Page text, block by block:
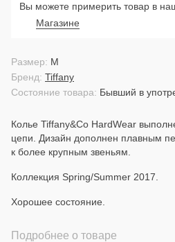
Вы можете примерить товар в
Магазине
Состояние товара: Бывший в
Бренд: Tiffany
Размер: M
Колье Tiffany&Co HardWear
цепи. Дизайн дополнен плавным
к более крупным звеньям.
Коллекция Spring/Summer 2017.
Хорошее состояние.
Подробнее о товаре